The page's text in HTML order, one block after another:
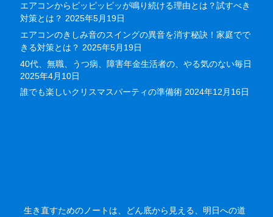
エアコンからピッピッピッが鳴り続ける理由とは？試すべき
対策とは？ 2025年5月19日
エアコンのきしみ音のスイングの異音を消す秘訣！家庭でで
きる対策とは？ 2025年5月19日
40代、無職、うつ病、障害年金生活者の、やる気のない毎日
2025年4月10日
誰でも楽しいクリスマスパーティの準備術 2024年12月16日
生き直すためのノートは、どん底から見える、明日への道